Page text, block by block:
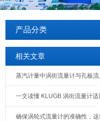
产品分类
相关文章
蒸汽计量中涡街流量计与孔板
一文读懂 KLUGB 涡街流量计
确保涡轮式流量计的准确性，这